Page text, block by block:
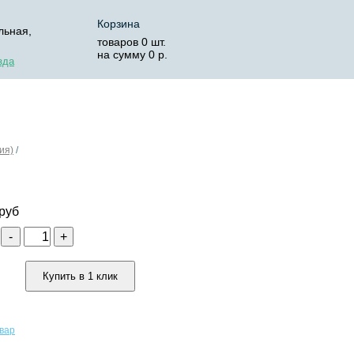
Корзина
товаров 0 шт.
на сумму 0 р.
/
руб
- +
Купить в 1 клик